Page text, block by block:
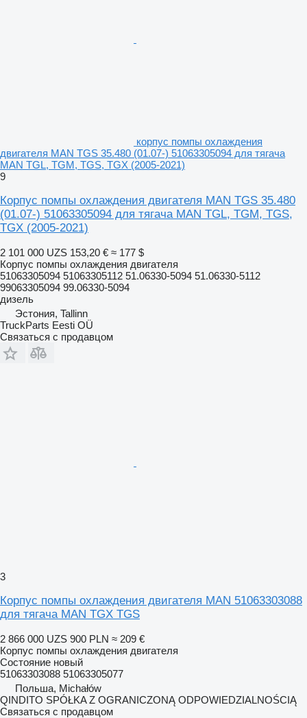
корпус помпы охлаждения
двигателя MAN TGS 35.480 (01.07-) 51063305094 для тягача
MAN TGL, TGM, TGS, TGX (2005-2021)
9
Корпус помпы охлаждения двигателя MAN TGS 35.480
(01.07-) 51063305094 для тягача MAN TGL, TGM, TGS,
TGX (2005-2021)
2 101 000 UZS 153,20 € ≈ 177 $
Корпус помпы охлаждения двигателя
51063305094 51063305112 51.06330-5094 51.06330-5112
99063305094 99.06330-5094
дизель
Эстония, Tallinn
TruckParts Eesti OÜ
Связаться с продавцом
3
Корпус помпы охлаждения двигателя MAN 51063303088
для тягача MAN TGX TGS
2 866 000 UZS 900 PLN ≈ 209 €
Корпус помпы охлаждения двигателя
Состояние новый
51063303088 51063305077
Польша, Michałów
QINDITO SPÓŁKA Z OGRANICZONĄ ODPOWIEDZIALNOŚCIĄ
Связаться с продавцом